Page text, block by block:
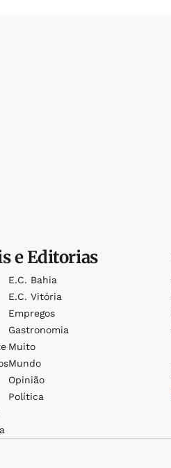
e Editorias
E.c. Bahia
E.c. Vitória
Empregos
Gastronomia
Muito
Mundo
Opinião
Política